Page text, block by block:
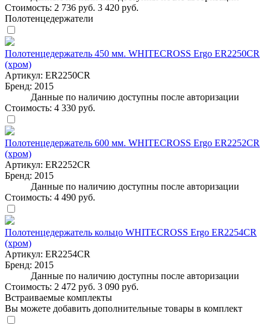
Стоимость: 2 736 руб. 3 420 руб.
Полотенцедержатели
Полотенцедержатель 450 мм. WHITECROSS Ergo ER2250CR
(хром)
Артикул: ER2250CR
Бренд: 2015
Данные по наличию доступны после авторизации
Стоимость: 4 330 руб.
Полотенцедержатель 600 мм. WHITECROSS Ergo ER2252CR
(хром)
Артикул: ER2252CR
Бренд: 2015
Данные по наличию доступны после авторизации
Стоимость: 4 490 руб.
Полотенцедержатель кольцо WHITECROSS Ergo ER2254CR
(хром)
Артикул: ER2254CR
Бренд: 2015
Данные по наличию доступны после авторизации
Стоимость: 2 472 руб. 3 090 руб.
Встраиваемые комплекты
Вы можете добавить дополнительные товары в комплект